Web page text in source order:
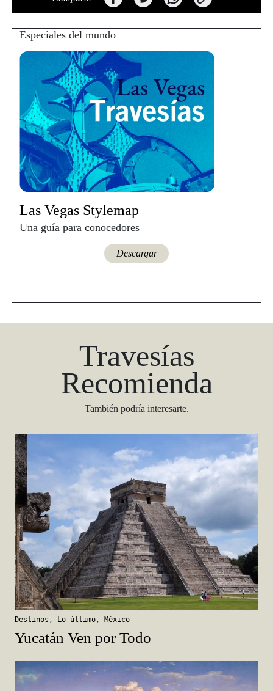
Especiales del mundo
Las Vegas Stylemap
Una guía para conocedores
Descargar
Travesías
Recomienda
También podría interesarte.
Destinos , Lo último, México
Yucatán Ven por Todo